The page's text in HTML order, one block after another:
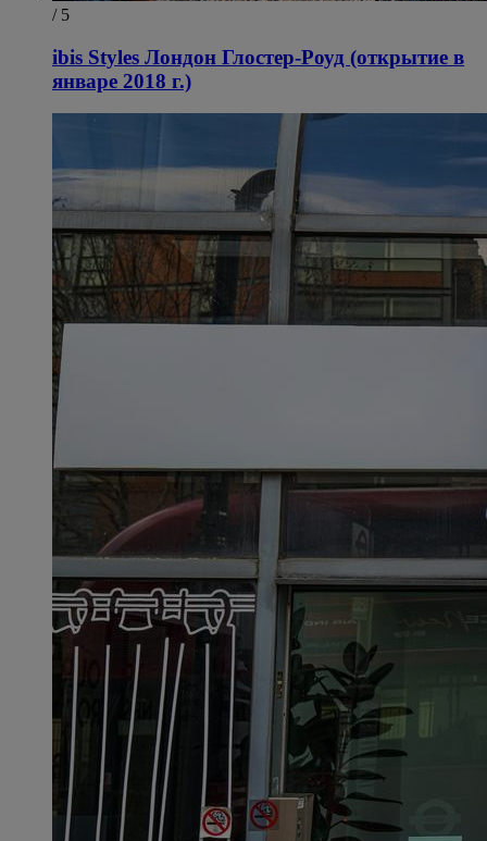
/ 5
ibis Styles Лондон Глостер-Роуд (открытие в
январе 2018 г.)